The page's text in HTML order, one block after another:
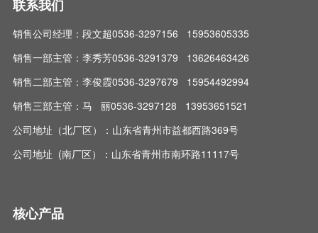
联系我们
销售公司经理：段文超0536-3297156 15953605335
销售一部主管：李秀芳0536-3291379 13626463426
销售二部主管：李俊霞0536-3297679 15954492994
销售三部主管：马 丽0536-3297128 13953651521
公司地址（北厂区）：山东省青州市益都西路369号
公司地址 (南厂区）：山东省青州市南环路11117号
核心产品